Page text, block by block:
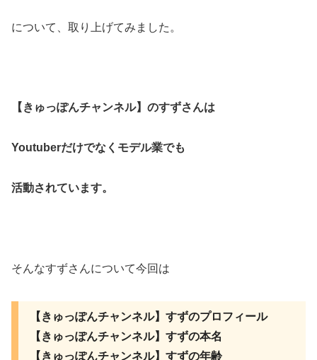
について、取り上げてみました。
【きゅっぽんチャンネル】のすずさんは
Youtuberだけでなくモデル業でも
活動されています。
そんなすずさんについて今回は
【きゅっぽんチャンネル】すずのプロフィール
【きゅっぽんチャンネル】すずの本名
【きゅっぽんチャンネル】すずの年齢